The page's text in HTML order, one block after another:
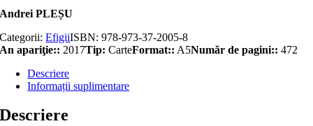
Andrei PLEȘU
Categorii:EfigiiISBN:978-973-37-2005-8
An apariţie:: 2017Tip: CarteFormat:: A5Număr de pagini:: 472
Descriere
Informații suplimentare
Descriere